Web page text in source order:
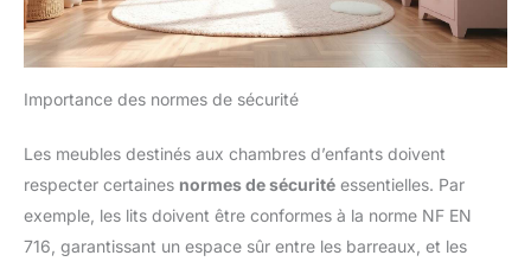
Importance des normes de sécurité
Les meubles destinés aux chambres d’enfants doivent
respecter certaines normes de sécurité essentielles. Par
exemple, les lits doivent être conformes à la norme NF EN
716, garantissant un espace sûr entre les barreaux, et les